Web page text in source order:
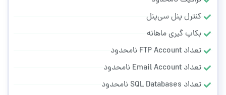
کنترل پنل سی‌پنل
بکاپ گیری ماهانه
تعداد FTP Account نامحدود
تعداد Email Account نامحدود
تعداد SQL Databases نامحدود